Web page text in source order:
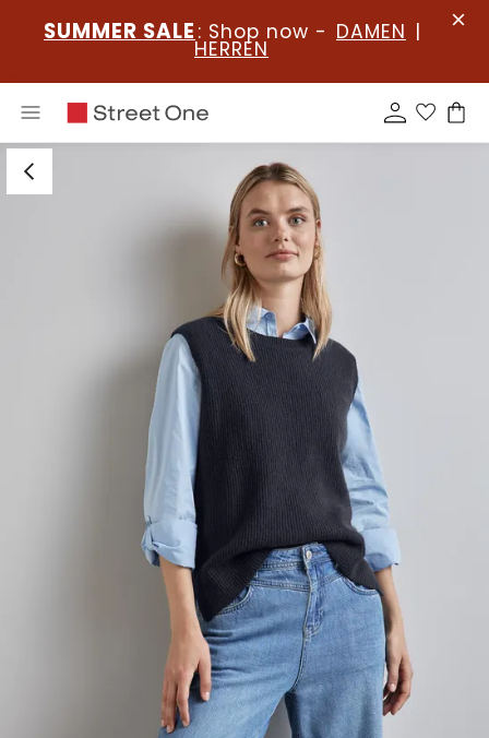
SUMMER SALE : Shop now - DAMEN |
HERREN